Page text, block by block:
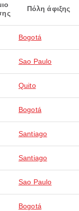
Πόλη άφιξης
Bogotá
Sao Paulo
Quito
Bogotá
Santiago
Santiago
Sao Paulo
Bogotá